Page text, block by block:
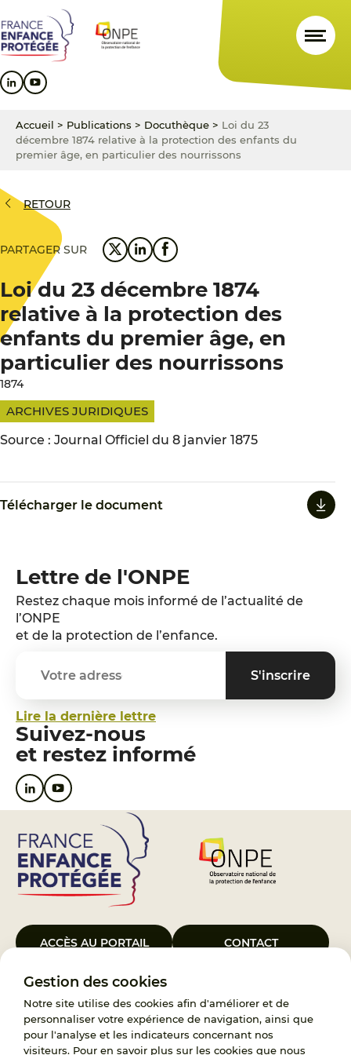
Gestion des cookies
Notre site utilise des cookies afin d'améliorer et de
personnaliser votre expérience de navigation, ainsi que
pour l'analyse et les indicateurs concernant nos
visiteurs. Pour en savoir plus sur les cookies que nous
au
contenu
principal
au
menu
principal
au
pied
de
Accueil > Publications > Docuthèque > Loi du 23
décembre 1874 relative à la protection des enfants du
premier âge, en particulier des nourrissons
RETOUR
PARTAGER SUR
Loi du 23 décembre 1874
relative à la protection des
enfants du premier âge, en
particulier des nourrissons
1874
ARCHIVES JURIDIQUES
Source : Journal Officiel du 8 janvier 1875
Télécharger le document
Lettre de l'ONPE
Restez chaque mois informé de l’actualité de
l’ONPE
et de la protection de l’enfance.
Lire la dernière lettre
Suivez-nous
et restez informé
ACCÈS AU PORTAIL CONTACT
Le Groupement d’Intérêt Public France Enfance Protégée, créé le 5
janvier 2023, a pour objet d’assurer les missions de service public du
119, d’accompagnement des adoptants et de traitement des
demandes d’accès aux origines personnelles. France Enfance
Protégée est également un observatoire et une ressource pour